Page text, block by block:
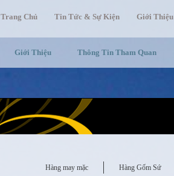
Trang Chủ Tin Tức & Sự Kiện Giới Thiệu
Giới Thiệu Thông Tin Tham Quan
Hàng may mặc Hàng Gốm Sứ